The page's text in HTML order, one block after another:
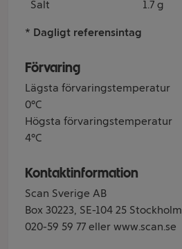
Salt 1.7 g
* Dagligt referensintag
Förvaring
Lägsta förvaringstemperatur
0°C
Högsta förvaringstemperatur
4°C
Kontaktinformation
Scan Sverige AB
Box 30223, SE-104 25 Stockholm
020-59 59 77 eller www.scan.se